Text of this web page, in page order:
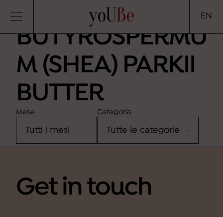
yoUBe EN
BUTYROSPERMU
M (SHEA) PARKII
BUTTER
Mese Categoria
Get in touch